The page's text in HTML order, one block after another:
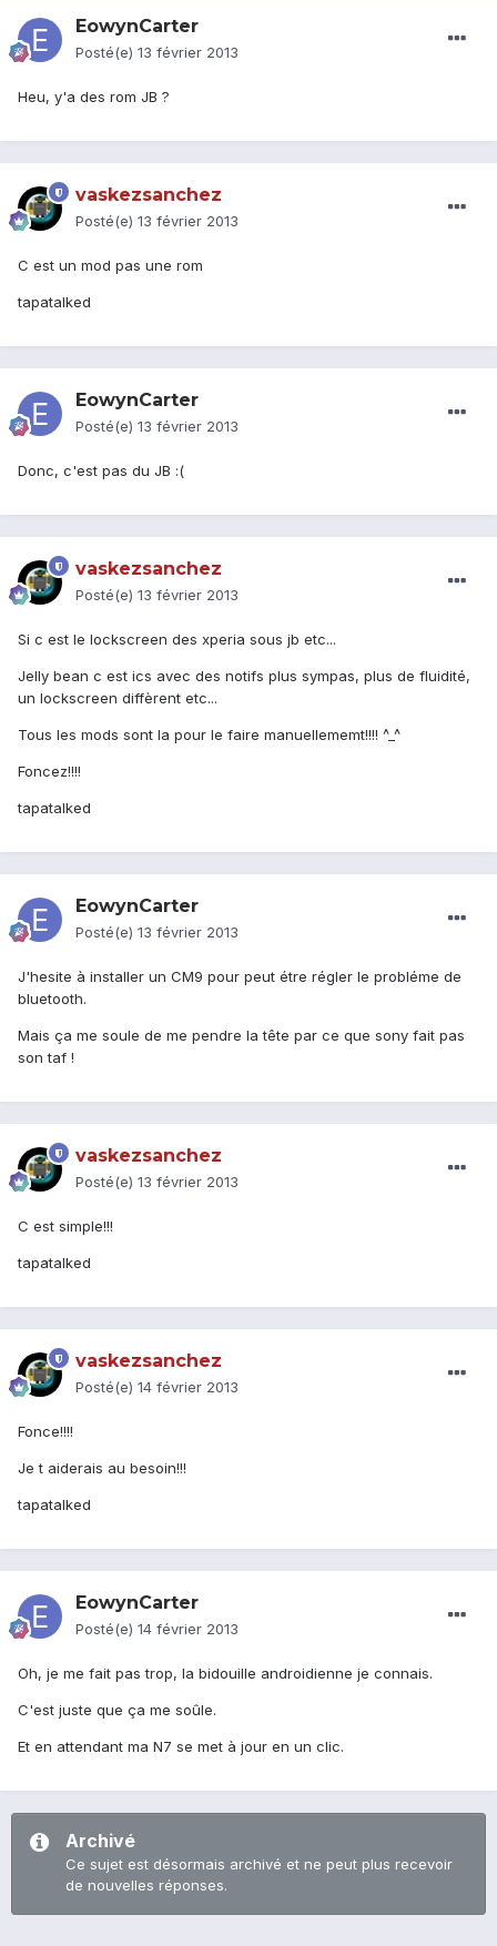
EowynCarter
Posté(e) 13 février 2013
Heu, y'a des rom JB ?
vaskezsanchez
Posté(e) 13 février 2013
C est un mod pas une rom
tapatalked
EowynCarter
Posté(e) 13 février 2013
Donc, c'est pas du JB :(
vaskezsanchez
Posté(e) 13 février 2013
Si c est le lockscreen des xperia sous jb etc...
Jelly bean c est ics avec des notifs plus sympas, plus de fluidité,
un lockscreen diffèrent etc...
Tous les mods sont la pour le faire manuellememt!!!! ^_^
Foncez!!!!
tapatalked
EowynCarter
Posté(e) 13 février 2013
J'hesite à installer un CM9 pour peut étre régler le probléme de
bluetooth.
Mais ça me soule de me pendre la tête par ce que sony fait pas
son taf !
vaskezsanchez
Posté(e) 13 février 2013
C est simple!!!
tapatalked
vaskezsanchez
Posté(e) 14 février 2013
Fonce!!!!
Je t aiderais au besoin!!!
tapatalked
EowynCarter
Posté(e) 14 février 2013
Oh, je me fait pas trop, la bidouille androidienne je connais.
C'est juste que ça me soûle.
Et en attendant ma N7 se met à jour en un clic.
Archivé
Ce sujet est désormais archivé et ne peut plus recevoir
de nouvelles réponses.